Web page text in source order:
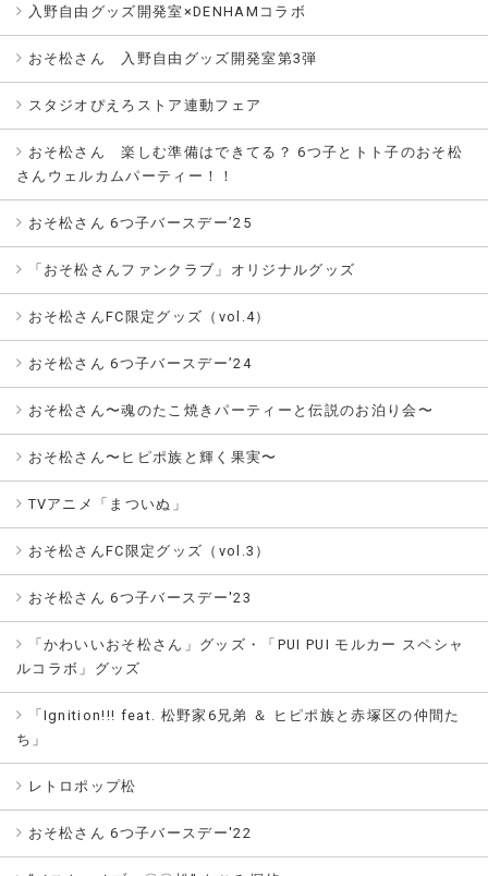
入野自由グッズ開発室×DENHAMコラボ
おそ松さん 入野自由グッズ開発室第3弾
スタジオぴえろストア連動フェア
おそ松さん 楽しむ準備はできてる？ 6つ子とトト子のおそ松
さんウェルカムパーティー！！
おそ松さん 6つ子バースデー’25
「おそ松さんファンクラブ」オリジナルグッズ
おそ松さんFC限定グッズ（vol.4）
おそ松さん 6つ子バースデー’24
おそ松さん〜魂のたこ焼きパーティーと伝説のお泊り会〜
おそ松さん〜ヒピポ族と輝く果実〜
TVアニメ「まついぬ」
おそ松さんFC限定グッズ（vol.3）
おそ松さん 6つ子バースデー'23
「かわいいおそ松さん」グッズ・「PUI PUI モルカー スペシャ
ルコラボ」グッズ
「Ignition!!! feat. 松野家6兄弟 ＆ ヒピポ族と赤塚区の仲間た
ち」
レトロポップ松
おそ松さん 6つ子バースデー'22